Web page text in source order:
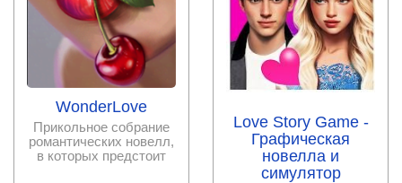
WonderLove
Прикольное собрание
романтических новелл,
в которых предстоит
Love Story Game -
Графическая
новелла и
симулятор